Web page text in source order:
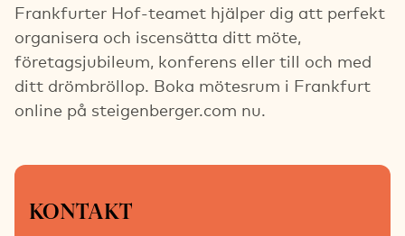
Frankfurter Hof-teamet hjälper dig att perfekt
organisera och iscensätta ditt möte,
företagsjubileum, konferens eller till och med
ditt drömbröllop. Boka mötesrum i Frankfurt
online på steigenberger.com nu.
KONTAKT